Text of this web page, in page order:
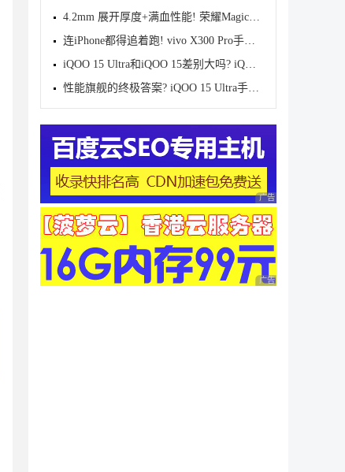
4.2mm 展开厚度+满血性能! 荣耀Magic V6首发测评
连iPhone都得追着跑! vivo X300 Pro手机首发评测
iQOO 15 Ultra和iQOO 15差别大吗? iQOO 15/Ultra区别
性能旗舰的终极答案? iQOO 15 Ultra手机全面评测
广告 商业广告，理性
广告 商业广告，理性